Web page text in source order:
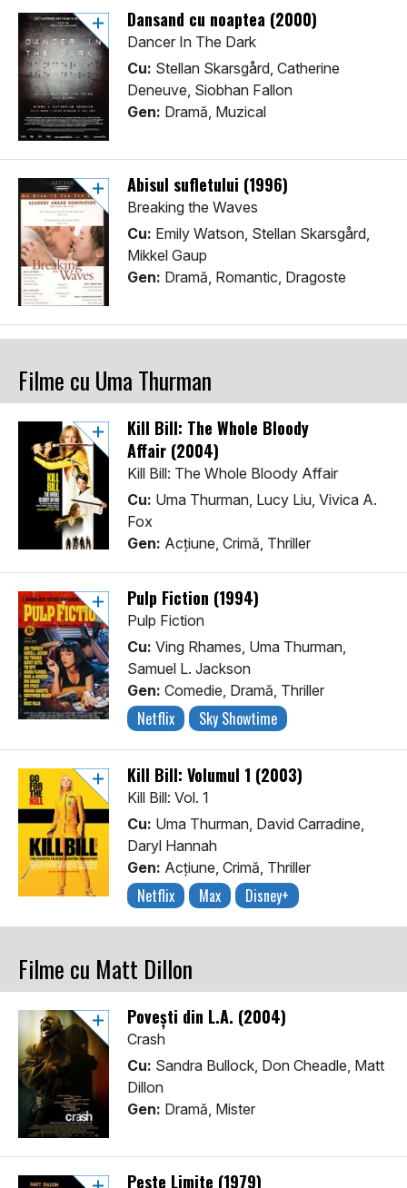
Dansand cu noaptea (2000)
Dancer In The Dark
Cu: Stellan Skarsgård, Catherine
Deneuve, Siobhan Fallon
Gen: Dramă, Muzical
Abisul sufletului (1996)
Breaking the Waves
Cu: Emily Watson, Stellan Skarsgård,
Mikkel Gaup
Gen: Dramă, Romantic, Dragoste
Filme cu Uma Thurman
Kill Bill: The Whole Bloody
Affair (2004)
Kill Bill: The Whole Bloody Affair
Cu: Uma Thurman, Lucy Liu, Vivica A.
Fox
Gen: Acţiune, Crimă, Thriller
Pulp Fiction (1994)
Pulp Fiction
Cu: Ving Rhames, Uma Thurman,
Samuel L. Jackson
Gen: Comedie, Dramă, Thriller
Netflix Sky Showtime
Kill Bill: Volumul 1 (2003)
Kill Bill: Vol. 1
Cu: Uma Thurman, David Carradine,
Daryl Hannah
Gen: Acţiune, Crimă, Thriller
Netflix Max Disney+
Filme cu Matt Dillon
Povești din L.A. (2004)
Crash
Cu: Sandra Bullock, Don Cheadle, Matt
Dillon
Gen: Dramă, Mister
Peste Limite (1979)